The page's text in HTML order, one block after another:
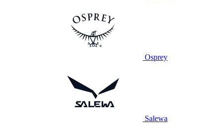
Osprey
Salewa